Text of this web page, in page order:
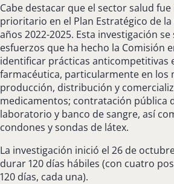
Cabe destacar que el sector salud
prioritario en el Plan Estratégico de
años 2022-2025. Esta investigación
esfuerzos que ha hecho la Comisión
identificar prácticas anticompetitivas
farmacéutica, particularmente en los
producción, distribución y
medicamentos; contratación pública
laboratorio y banco de sangre, así
condones y sondas de látex.
La investigación inició el 26 de
durar 120 días hábiles (con cuatro
120 días, cada una).